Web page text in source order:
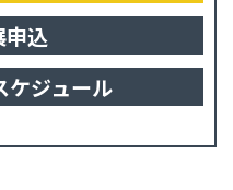
申込
ケジュール